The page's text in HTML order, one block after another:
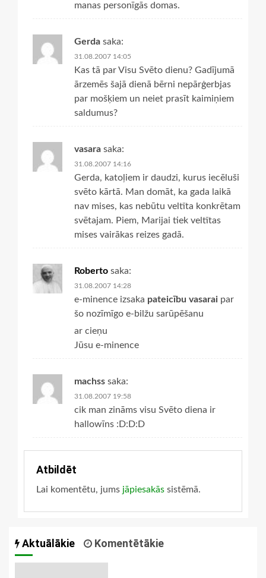
manas personīgās domas.
Gerda saka:
31.08.2007 14:05
Kas tā par Visu Svēto dienu? Gadījumā
ārzemēs šajā dienā bērni nepārģerbjas
par mošķiem un neiet prasīt kaimiņiem
saldumus?
vasara saka:
31.08.2007 14:16
Gerda, katoļiem ir daudzi, kurus iecēluši
svēto kārtā. Man domāt, ka gada laikā
nav mises, kas nebūtu veltīta konkrētam
svētajam. Piem, Marijai tiek veltītas
mises vairākas reizes gadā.
Roberto saka:
31.08.2007 14:28
e-minence izsaka pateicību vasarai par
šo nozīmīgo e-bilžu sarūpēšanu
ar cieņu
Jūsu e-minence
machss saka:
31.08.2007 19:58
cik man zināms visu Svēto diena ir
hallowīns :D:D:D
Atbildēt
Lai komentētu, jums jāpiesakās sistēmā.
Aktuālākie Komentētākie